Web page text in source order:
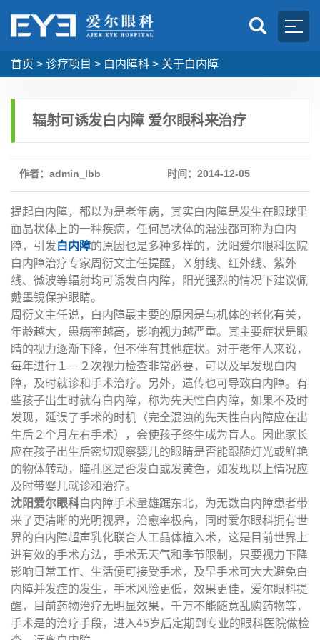
首页 > 诊疗项目 > 白内障科 > 关于白内障
辐射可诱发白内障 爱尔眼科来治疗
作者：admin_lbb 时间：2014-12-05
提起白内障，都以为是老年病，其实白内障是发生在眼球里
面晶状体上的一种疾病，任何晶状体的混浊都可称为白内
障，引发白内障的原因也是多种多样的，沈阳爱尔眼科医院
白内障治疗专家周衍文主任提醒，Ｘ射线、红外线、紫外
线、微波等辐射均可诱发白内障，阳光强烈的情况下建议佩
戴墨镜保护眼睛。
周衍文主任说，白内障最主要的原因是与机体的老化有关，
年龄越大，患病率越高，影响视力越严重。其主要症状是眼
睛的视力逐渐下降，但不伴有其他症状。对于老年人来说，
每年进行１－２次视力检查非常必要，可以及早发现白内
障，及时就诊和手术治疗。另外，遗传也可导致白内障。有
些孩子出生时就有白内障，称为先天性白内障，如果不及时
发现，延误了手术的时机（完全混浊的先天性白内障应在出
生后２个月左右手术），会使孩子终生成为盲人。因此家长
应在孩子出生后密切观察婴儿的眼睛是否能跟随灯光或鲜艳
的物体转动，瞳孔区是否发白或发黄色，如发现以上情况应
及时带婴儿就诊和治疗。
沈阳爱尔眼科白内障手术量雄踞东北，为无数白内障患者带
来了更清晰的光明视界，治愈率极高，同时爱尔眼科拥有世
界的白内障超声乳化联合人工晶体植入术，这是目前世界上
进有效的手术方法，手术无天气和季节限制，只要视力下降
影响日常工作、生活便可接受手术，及早手术可大大避免白
内障并发症的发生，手术风险更低，效果更佳，爱尔眼科提
醒，目前药物治疗无明显效果，千万不能随意乱购药物等，
手术是的治疗手段，进入45岁后定期到专业的眼科医院做检